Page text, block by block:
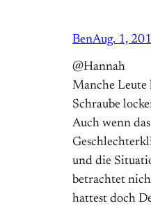
BenAug. 1,
@Hannah
Manche Leute
Schraube
Auch wenn
und die
betrachtet
hattest doch